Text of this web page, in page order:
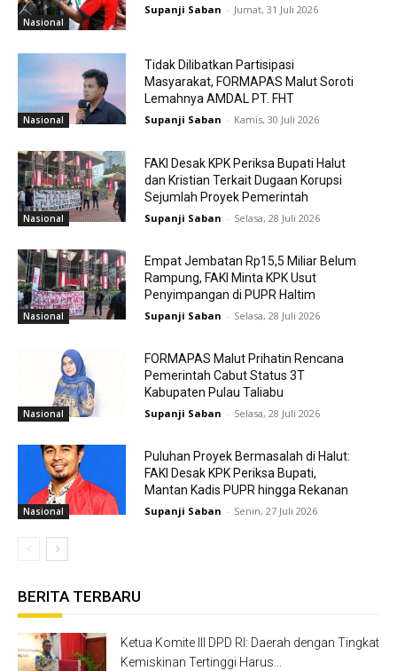
Nasional
Supanji Saban - Jumat, 31 Juli 2026
Nasional
Tidak Dilibatkan Partisipasi
Masyarakat, FORMAPAS Malut Soroti
Lemahnya AMDAL PT. FHT
Supanji Saban - Kamis, 30 Juli 2026
Nasional
FAKI Desak KPK Periksa Bupati Halut
dan Kristian Terkait Dugaan Korupsi
Sejumlah Proyek Pemerintah
Supanji Saban - Selasa, 28 Juli 2026
Nasional
Empat Jembatan Rp15,5 Miliar Belum
Rampung, FAKI Minta KPK Usut
Penyimpangan di PUPR Haltim
Supanji Saban - Selasa, 28 Juli 2026
Nasional
FORMAPAS Malut Prihatin Rencana
Pemerintah Cabut Status 3T
Kabupaten Pulau Taliabu
Supanji Saban - Selasa, 28 Juli 2026
Nasional
Puluhan Proyek Bermasalah di Halut:
FAKI Desak KPK Periksa Bupati,
Mantan Kadis PUPR hingga Rekanan
Supanji Saban - Senin, 27 Juli 2026
BERITA TERBARU
Ketua Komite III DPD RI: Daerah dengan Tingkat
Kemiskinan Tertinggi Harus...